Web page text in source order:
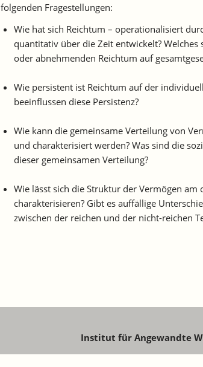
folgenden Fragestellungen:
Wie hat sich Reichtum – operationalisiert
quantitativ über die Zeit entwickelt?
oder abnehmenden Reichtum auf
Wie persistent ist Reichtum auf der
beeinflussen diese Persistenz?
Wie kann die gemeinsame Verteilung von
und charakterisiert werden? Was sind die
dieser gemeinsamen Verteilung?
Wie lässt sich die Struktur der Vermögen am
charakterisieren? Gibt es auffällige
zwischen der reichen und der nicht-reichen
Institut für Angewandte